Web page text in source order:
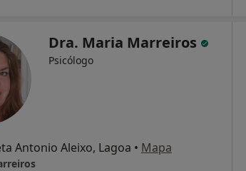
Dra. Maria Marreiros
Psicólogo
Antonio Aleixo, Lagoa • Mapa